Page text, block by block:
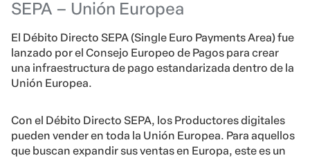
SEPA – Unión Europea
El Débito Directo SEPA (Single Euro Payments Area) fue
lanzado por el Consejo Europeo de Pagos para crear
una infraestructura de pago estandarizada dentro de la
Unión Europea.
Con el Débito Directo SEPA, los Productores digitales
pueden vender en toda la Unión Europea. Para aquellos
que buscan expandir sus ventas en Europa, este es un